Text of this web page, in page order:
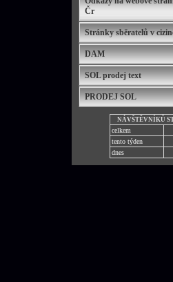
Čr
Stránky sběratelů v
DAM
SOL prodej text
PRODEJ SOL
NÁVŠTĚVNÍKŮ
celkem
tento týden
dnes